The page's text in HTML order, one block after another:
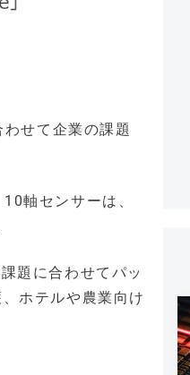
せて企業の課題
軸センサーは、
題に合わせてパッ
ホテルや農業向け